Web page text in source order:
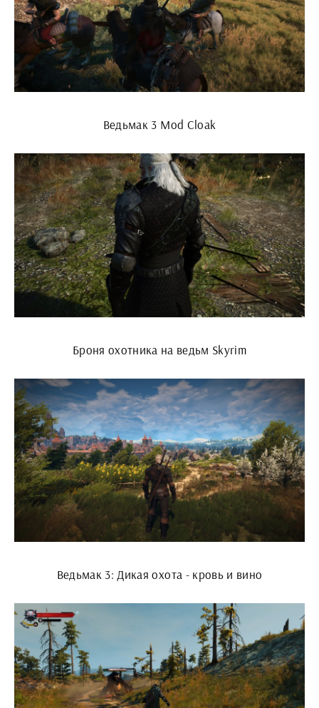
Ведьмак 3 Mod Cloak
Броня охотника на ведьм Skyrim
Ведьмак 3: Дикая охота - кровь и вино